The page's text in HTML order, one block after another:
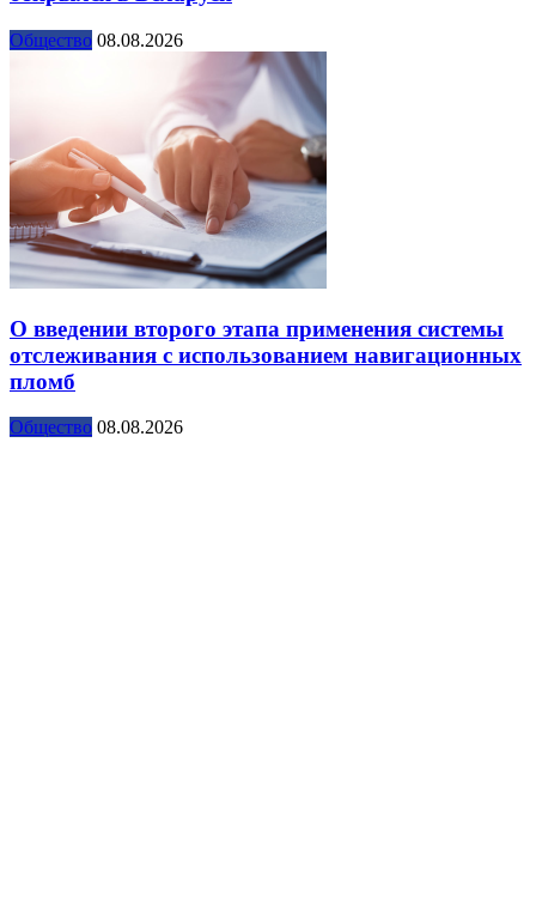
Общество 08.08.2026
О введении второго этапа применения системы
отслеживания с использованием навигационных
пломб
Общество 08.08.2026